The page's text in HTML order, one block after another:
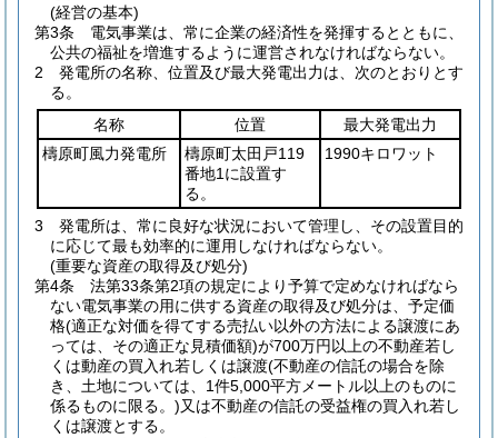
(経営の基本)
第3条
電気事業は、常に企業の経済性を発揮するとともに、
公共の福祉を増進するように運営されなければならない。
2
発電所の名称、位置及び最大発電出力は、次のとおりとす
る。
名称
位置
最大発電出力
檮原町風力発電所
檮原町太田戸119
番地1に設置す
る。
1990キロワット
3
発電所は、常に良好な状況において管理し、その設置目的
に応じて最も効率的に運用しなければならない。
(重要な資産の取得及び処分)
第4条
法第33条第2項の規定により予算で定めなければなら
ない電気事業の用に供する資産の取得及び処分は、予定価
格(適正な対価を得てする売払い以外の方法による譲渡にあ
っては、その適正な見積価額)が700万円以上の不動産若し
くは動産の買入れ若しくは譲渡(不動産の信託の場合を除
き、土地については、1件5,000平方メートル以上のものに
係るものに限る。)又は不動産の信託の受益権の買入れ若し
くは譲渡とする。